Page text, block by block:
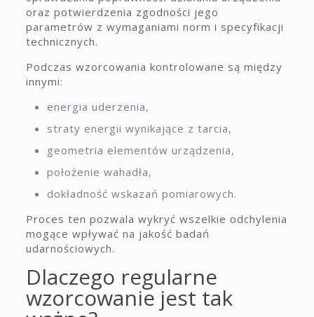
oraz potwierdzenia zgodności jego
parametrów z wymaganiami norm i specyfikacji
technicznych.
Podczas wzorcowania kontrolowane są między
innymi:
energia uderzenia,
straty energii wynikające z tarcia,
geometria elementów urządzenia,
położenie wahadła,
dokładność wskazań pomiarowych.
Proces ten pozwala wykryć wszelkie odchylenia
mogące wpływać na jakość badań
udarnościowych.
Dlaczego regularne
wzorcowanie jest tak